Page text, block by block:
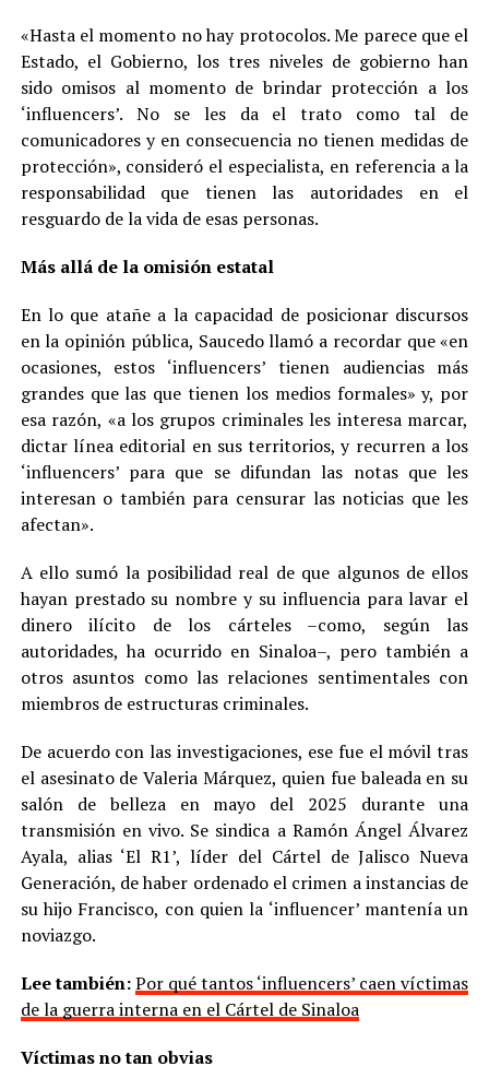
«Hasta el momento no hay protocolos. Me parece que el
Estado, el Gobierno, los tres niveles de gobierno han
sido omisos al momento de brindar protección a los
‘influencers’. No se les da el trato como tal de
comunicadores y en consecuencia no tienen medidas de
protección», consideró el especialista, en referencia a la
responsabilidad que tienen las autoridades en el
resguardo de la vida de esas personas.
Más allá de la omisión estatal
En lo que atañe a la capacidad de posicionar discursos
en la opinión pública, Saucedo llamó a recordar que «en
ocasiones, estos ‘influencers’ tienen audiencias más
grandes que las que tienen los medios formales» y, por
esa razón, «a los grupos criminales les interesa marcar,
dictar línea editorial en sus territorios, y recurren a los
‘influencers’ para que se difundan las notas que les
interesan o también para censurar las noticias que les
afectan».
A ello sumó la posibilidad real de que algunos de ellos
hayan prestado su nombre y su influencia para lavar el
dinero ilícito de los cárteles –como, según las
autoridades, ha ocurrido en Sinaloa–, pero también a
otros asuntos como las relaciones sentimentales con
miembros de estructuras criminales.
De acuerdo con las investigaciones, ese fue el móvil tras
el asesinato de Valeria Márquez, quien fue baleada en su
salón de belleza en mayo del 2025 durante una
transmisión en vivo. Se sindica a Ramón Ángel Álvarez
Ayala, alias ‘El R1’, líder del Cártel de Jalisco Nueva
Generación, de haber ordenado el crimen a instancias de
su hijo Francisco, con quien la ‘influencer’ mantenía un
noviazgo.
Lee también:Por qué tantos ‘influencers’ caen víctimas
de la guerra interna en el Cártel de Sinaloa
Víctimas no tan obvias